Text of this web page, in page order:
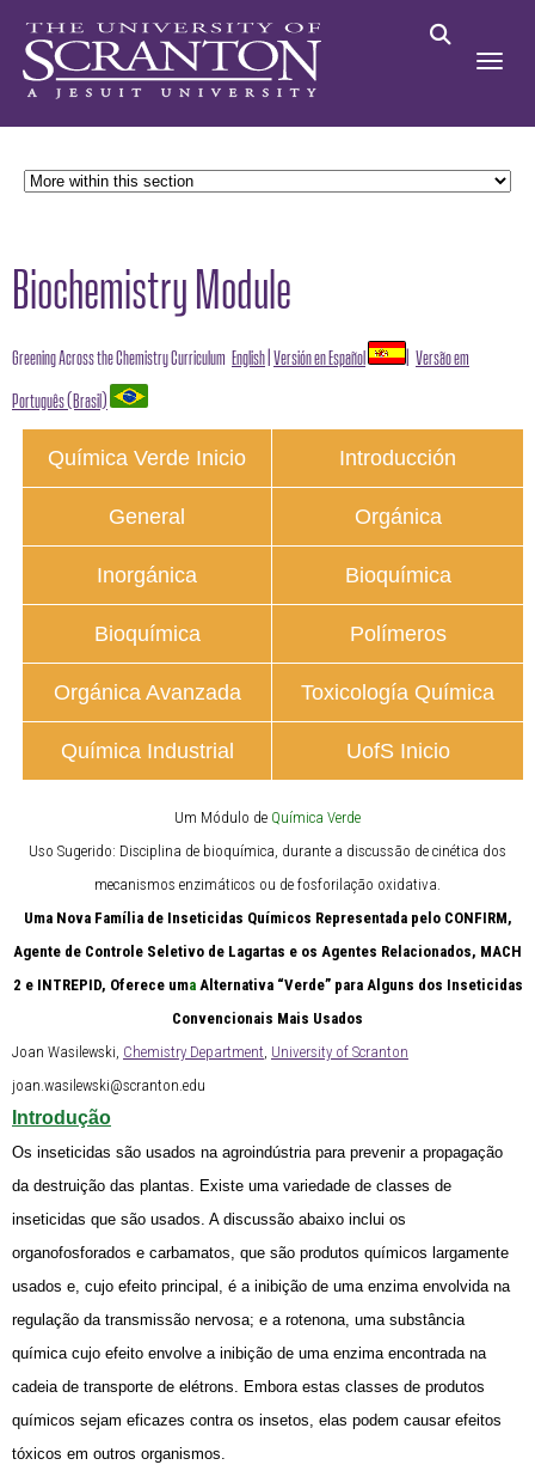
Biochemistry Module
Greening Across the Chemistry Curriculum English|Versión en Español | Versão em
Português (Brasil)
Química Verde Inicio Introducción
General Orgánica
Inorgánica Bioquímica
Bioquímica Polímeros
Orgánica Avanzada Toxicología Química
Química Industrial UofS Inicio
Um Módulo de Química Verde
Uso Sugerido: Disciplina de bioquímica, durante a discussão de cinética dos
mecanismos enzimáticos ou de fosforilação oxidativa.
Uma Nova Família de Inseticidas Químicos Representada pelo CONFIRM,
Agente de Controle Seletivo de Lagartas e os Agentes Relacionados, MACH
2 e INTREPID, Oferece uma Alternativa “Verde” para Alguns dos Inseticidas
Convencionais Mais Usados
Joan Wasilewski, Chemistry Department, University of Scranton
joan.wasilewski@scranton.edu
Introdução
Os inseticidas são usados na agroindústria para prevenir a propagação
da destruição das plantas. Existe uma variedade de classes de
inseticidas que são usados. A discussão abaixo inclui os
organofosforados e carbamatos, que são produtos químicos largamente
usados e, cujo efeito principal, é a inibição de uma enzima envolvida na
regulação da transmissão nervosa; e a rotenona, uma substância
química cujo efeito envolve a inibição de uma enzima encontrada na
cadeia de transporte de elétrons. Embora estas classes de produtos
químicos sejam eficazes contra os insetos, elas podem causar efeitos
tóxicos em outros organismos.